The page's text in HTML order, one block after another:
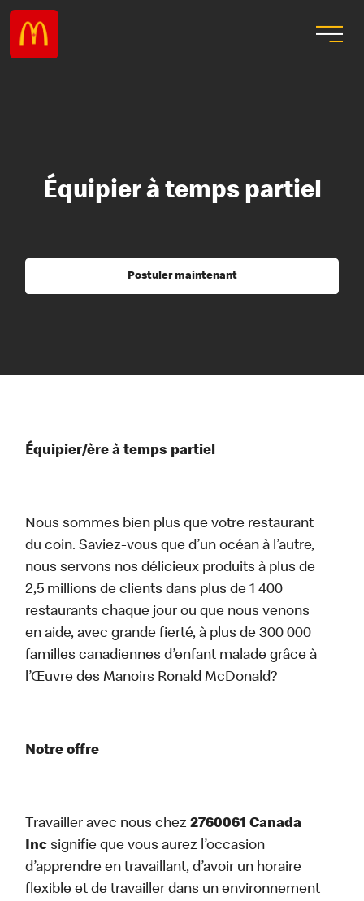
Équipier à temps partiel
Postuler maintenant
Équipier/ère à temps partiel
Nous sommes bien plus que votre restaurant
du coin. Saviez-vous que d’un océan à l’autre,
nous servons nos délicieux produits à plus de
2,5 millions de clients dans plus de 1 400
restaurants chaque jour ou que nous venons
en aide, avec grande fierté, à plus de 300 000
familles canadiennes d’enfant malade grâce à
l’Œuvre des Manoirs Ronald McDonald?
Notre offre
Travailler avec nous chez2760061 Canada
Incsignifie que vous aurez l’occasion
d’apprendre en travaillant, d’avoir un horaire
flexible et de travailler dans un environnement